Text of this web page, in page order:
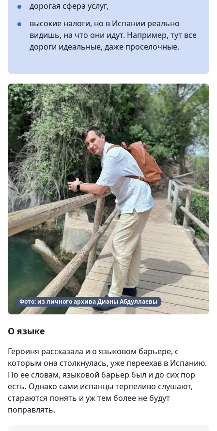
дорогая сфера услуг,
высокие налоги, но в Испании реально
видишь, на что они идут. Например, тут все
дороги идеальные, даже проселочные.
Фото: из личного архива Дианы Абдуллаевы
О языке
Героиня рассказала и о языковом барьере, с
которым она столкнулась, уже переехав в Испанию.
По ее словам, языковой барьер был и до сих пор
есть. Однако сами испанцы терпеливо слушают,
стараются понять и уж тем более не будут
поправлять.